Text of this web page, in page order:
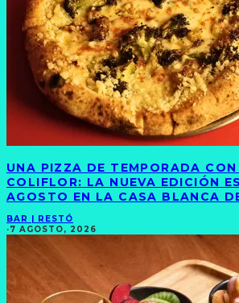
UNA PIZZA DE TEMPORADA
COLIFLOR: LA NUEVA EDICIÓN
AGOSTO EN LA CASA BLANCA
BAR | RESTÓ
·7 AGOSTO, 2026